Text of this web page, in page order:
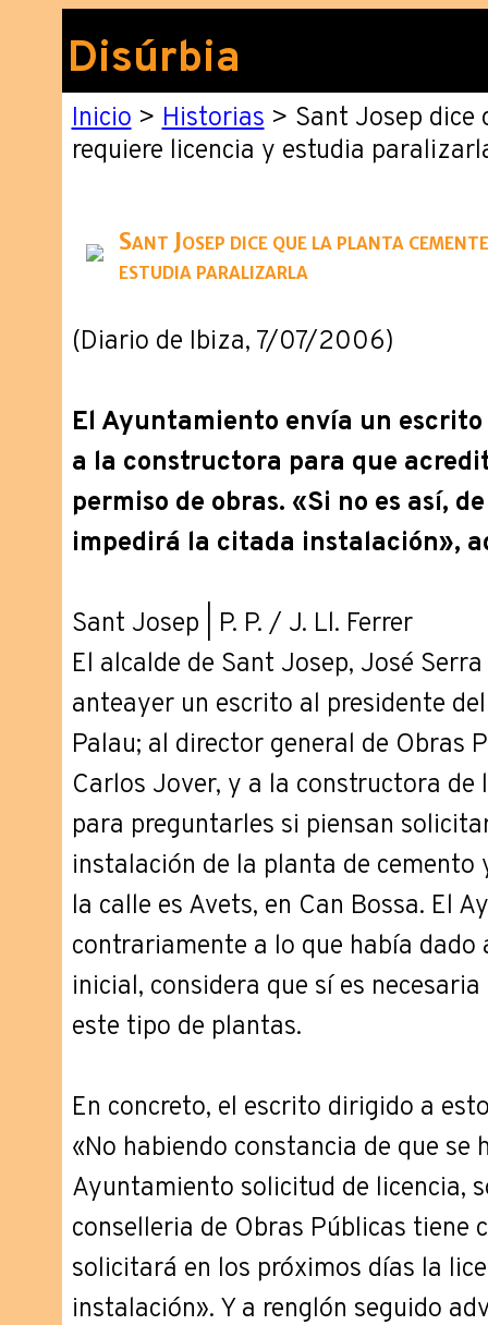
Disúrbia
Inicio>Historias> Sant Josep dice
requiere licencia y estudia
Sant Josep dice que la planta
estudia paralizarla
(Diario de Ibiza, 7/07/2006)
El Ayuntamiento envía un escrito
a la constructora para que
permiso de obras. «Si no es así,
impedirá la citada instalación»,
Sant Josep | P. P. / J. Ll. Ferrer
El alcalde de Sant Josep, José
anteayer un escrito al presidente
Palau; al director general de Obras
Carlos Jover, y a la constructora
para preguntarles si piensan
instalación de la planta de
la calle es Avets, en Can Bossa. El
contrariamente a lo que había dado
inicial, considera que sí es
este tipo de plantas.
En concreto, el escrito dirigido a
«No habiendo constancia de que se
Ayuntamiento solicitud de licencia,
conselleria de Obras Públicas tiene
solicitará en los próximos días la
instalación». Y a renglón seguido